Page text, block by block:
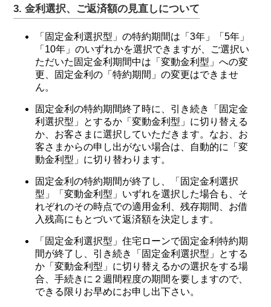
3. 金利選択、ご返済額の見直しについて
「固定金利選択型」の特約期間は「3年」「5年」
「10年」のいずれかを選択できますが、ご選択い
ただいた固定金利期間中は「変動金利型」への変
更、固定金利の「特約期間」の変更はできませ
ん。
固定金利の特約期間終了時に、引き続き「固定金
利選択型」とするか「変動金利型」に切り替える
か、お客さまに選択していただきます。なお、お
客さまからの申し出がない場合は、自動的に「変
動金利型」に切り替わります。
固定金利の特約期間が終了し、「固定金利選択
型」「変動金利型」いずれを選択した場合も、そ
れぞれのその時点での適用金利、残存期間、お借
入残高にもとづいて返済額を決定します。
「固定金利選択型」住宅ローンで固定金利特約期
間が終了し、引き続き「固定金利選択型」とする
か「変動金利型」に切り替えるかの選択をする場
合、手続きに２週間程度の期間を要しますので、
できる限りお早めにお申し出下さい。